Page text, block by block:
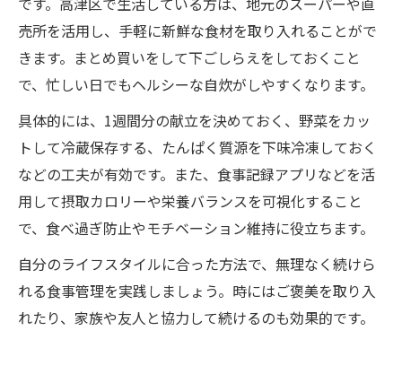
売所を活用し、手軽に新鮮な食材を取り入れることがで
きます。まとめ買いをして下ごしらえをしておくこと
で、忙しい日でもヘルシーな自炊がしやすくなります。
具体的には、1週間分の献立を決めておく、野菜をカッ
トして冷蔵保存する、たんぱく質源を下味冷凍しておく
などの工夫が有効です。また、食事記録アプリなどを活
用して摂取カロリーや栄養バランスを可視化すること
で、食べ過ぎ防止やモチベーション維持に役立ちます。
自分のライフスタイルに合った方法で、無理なく続けら
れる食事管理を実践しましょう。時にはご褒美を取り入
れたり、家族や友人と協力して続けるのも効果的です。